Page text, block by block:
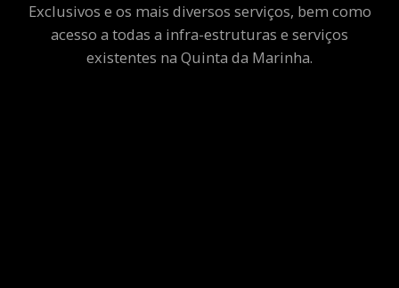
Exclusivos e os mais diversos serviços, bem como
acesso a todas a infra-estruturas e serviços
existentes na Quinta da Marinha.